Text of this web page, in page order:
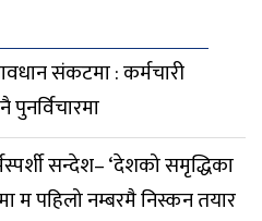
संकटमा : कर्मचारी
सन्देश– ‘देशको समृद्धिका
म पहिलो नम्बरमै निस्कन तयार